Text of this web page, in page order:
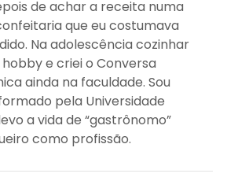
de achar a receita numa
que eu costumava
Na adolescência cozinhar
e criei o Conversa
ainda na faculdade. Sou
pela Universidade
a vida de “gastrônomo”
como profissão.